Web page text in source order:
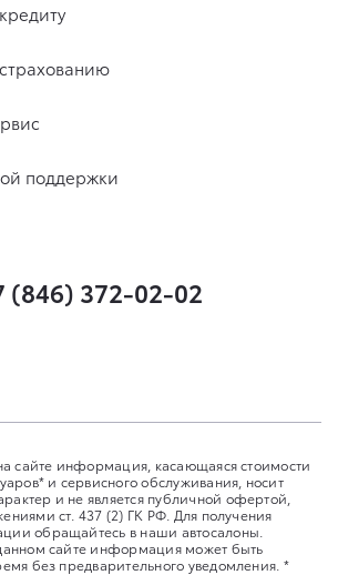
поддержки
(846) 372-02-02
сайте информация, касающаяся стоимости
и сервисного обслуживания, носит
и не является публичной офертой,
ст. 437 (2) ГК РФ. Для получения
обращайтесь в наши автосалоны.
сайте информация может быть
без предварительного уведомления. *